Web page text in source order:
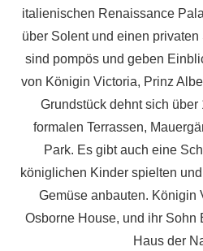
italienischen Renaissance
über Solent und einen
sind pompös und geben
von Königin Victoria, Prinz
Grundstück dehnt sich über
formalen Terrassen,
Park. Es gibt auch eine
königlichen Kinder spielten
Gemüse anbauten. Königin
Osborne House, und ihr Sohn
Haus der